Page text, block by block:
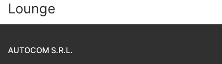
Lounge
AUTOCOM S.R.L.